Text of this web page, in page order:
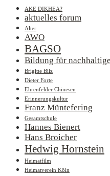
AKE DIKHEA?
aktuelles forum
Alter
AWO
BAGSO
Bildung für
Brigitte Bilz
Dieter Forte
Ehrenfelder Chinesen
Erinnerungskultur
Franz Müntefering
Gesamtschule
Hannes Bienert
Hans Broicher
Hedwig Hornstein
Heimatfilm
Heimatverein Köln